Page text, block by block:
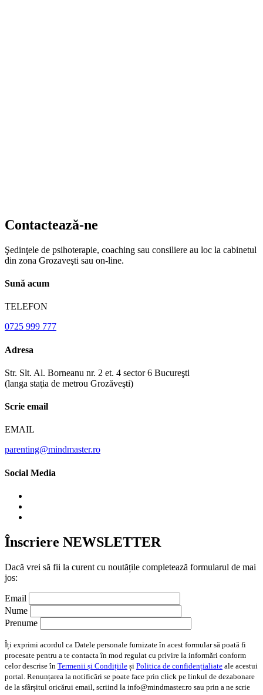
Contactează-ne
Şedinţele de psihoterapie, coaching sau consiliere au loc la cabinetul
din zona Grozaveşti sau on-line.
Sună acum
TELEFON
0725 999 777
Adresa
Str. Slt. Al. Borneanu nr. 2 et. 4 sector 6 Bucureşti
(langa staţia de metrou Grozăveşti)
Scrie email
EMAIL
parenting@mindmaster.ro
Social Media
Înscriere NEWSLETTER
Dacă vrei să fii la curent cu noutățile completează formularul de mai
jos:
Email
Nume
Prenume
Îți exprimi acordul ca Datele personale furnizate în acest formular să poată fi
procesate pentru a te contacta în mod regulat cu privire la informări conform
celor descrise în Termenii și Condițiile și Politica de confidențialiate ale acestui
portal. Renunțarea la notificări se poate face prin click pe linkul de dezabonare
de la sfârșitul oricărui email, scriind la info@mindmaster.ro sau prin a ne scrie